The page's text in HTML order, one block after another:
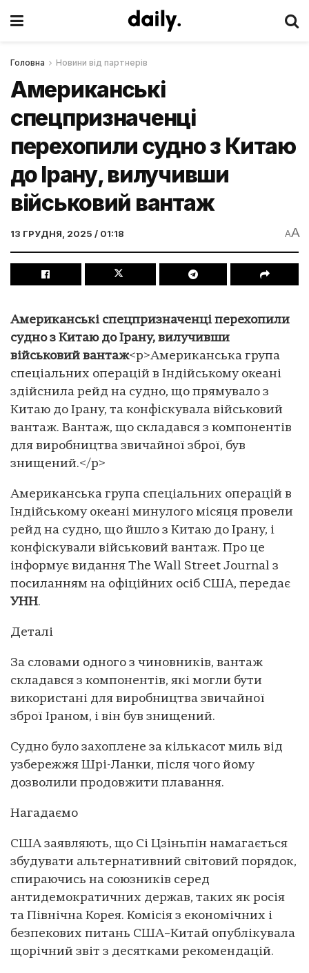
Головна Новини від партнерів
Американські
спецпризначенці
перехопили судно з Китаю
до Ірану, вилучивши
військовий вантаж
13 ГРУДНЯ, 2025 / 01:18 AA
Американські спецпризначенці перехопили
судно з Китаю до Ірану, вилучивши
військовий вантаж<p>Американська група
спеціальних операцій в Індійському океані
здійснила рейд на судно, що прямувало з
Китаю до Ірану, та конфіскувала військовий
вантаж. Вантаж, що складався з компонентів
для виробництва звичайної зброї, був
знищений.</p>
Американська група спеціальних операцій в
Індійському океані минулого місяця провели
рейд на судно, що йшло з Китаю до Ірану, і
конфіскували військовий вантаж. Про це
інформує видання The Wall Street Journal з
посиланням на офіційних осіб США, передає
УНН.
Деталі
За словами одного з чиновників, вантаж
складався з компонентів, які могли бути
використані для виробництва звичайної
зброї Іраном, і він був знищений.
Судно було захоплене за кількасот миль від
узбережжя Шрі-Ланки, після чого йому
дозволили продовжити плавання.
Нагадаємо
США заявляють, що Сі Цзіньпін намагається
збудувати альтернативний світовий порядок,
спираючись на союзників серед
антидемократичних держав, таких як росія
та Північна Корея. Комісія з економічних і
безпекових питань США–Китай опублікувала
щорічний звіт з десятками рекомендацій.